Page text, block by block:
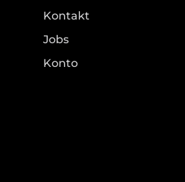
Kontakt
Jobs
Konto